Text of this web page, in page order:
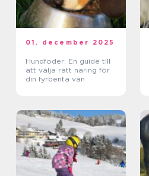
01. december 2025
Hundfoder: En guide till
att välja rätt näring för
din fyrbenta vän